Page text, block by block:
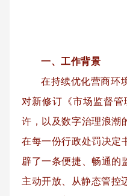
一、工作背景
在持续优化营商环
对新修订《市场监督
许，以及数字治理浪潮
在每一份行政处罚决定
辟了一条便捷、畅通的
主动开放、从静态管控